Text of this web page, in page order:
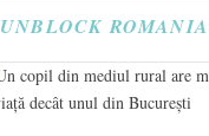
UNBLOCK ROMANIA